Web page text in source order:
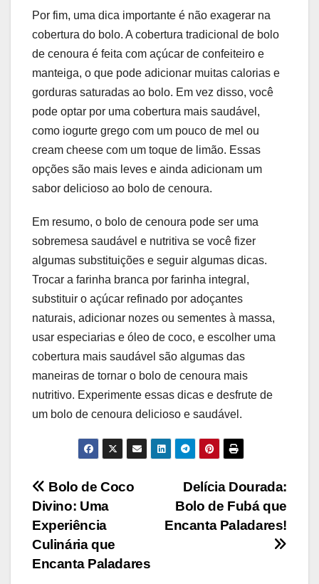
Por fim, uma dica importante é não exagerar na
cobertura do bolo. A cobertura tradicional de bolo
de cenoura é feita com açúcar de confeiteiro e
manteiga, o que pode adicionar muitas calorias e
gorduras saturadas ao bolo. Em vez disso, você
pode optar por uma cobertura mais saudável,
como iogurte grego com um pouco de mel ou
cream cheese com um toque de limão. Essas
opções são mais leves e ainda adicionam um
sabor delicioso ao bolo de cenoura.
Em resumo, o bolo de cenoura pode ser uma
sobremesa saudável e nutritiva se você fizer
algumas substituições e seguir algumas dicas.
Trocar a farinha branca por farinha integral,
substituir o açúcar refinado por adoçantes
naturais, adicionar nozes ou sementes à massa,
usar especiarias e óleo de coco, e escolher uma
cobertura mais saudável são algumas das
maneiras de tornar o bolo de cenoura mais
nutritivo. Experimente essas dicas e desfrute de
um bolo de cenoura delicioso e saudável.
Navegação
de
Post
Delícia Dourada:
Bolo de Fubá que
Encanta Paladares!
Bolo de Coco
Divino: Uma
Experiência
Culinária que
Encanta Paladares